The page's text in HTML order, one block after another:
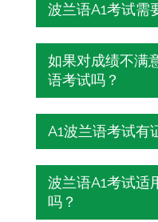
波兰语A1考试需
波兰语考试时长
于CEFR级别。
道选择题。
如果对成绩不满
语考试吗？
可以，
全免费。您可以
A1波兰语考试有
是的，有证书。
A1波兰语水平证
参加免费的在线
波兰语A1考试适
吗？